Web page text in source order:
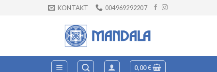
KONTAKT 004969292207
0,00€